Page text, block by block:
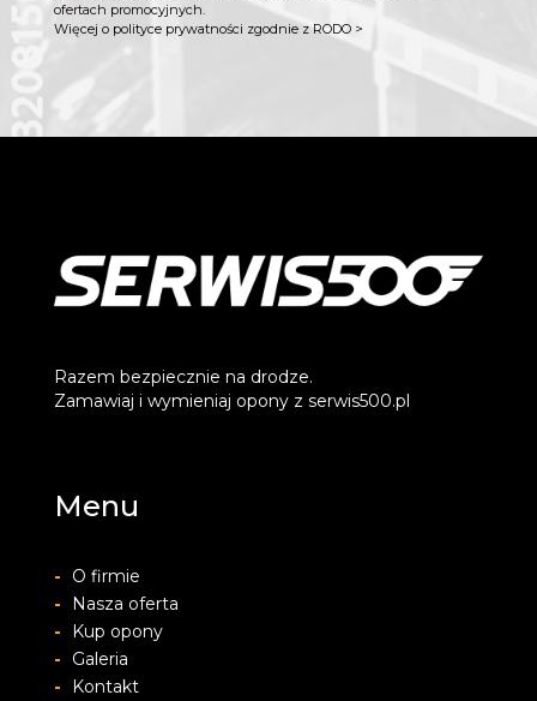
ofertach promocyjnych.
Więcej o polityce prywatności zgodnie z RODO >
Razem bezpiecznie na drodze.
Zamawiaj i wymieniaj opony z serwis500.pl
Menu
-
O firmie
-
Nasza oferta
-
Kup opony
-
Galeria
-
Kontakt